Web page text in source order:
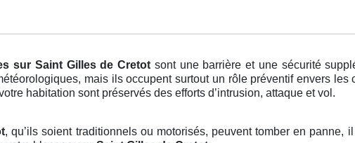
sur Saint Gilles de Cretot sont une barrière et une sécurité
mais ils occupent surtout un rôle préventif envers
habitation sont préservés des efforts d’intrusion, attaque et vol.
, qu’ils soient traditionnels ou motorisés, peuvent tomber en